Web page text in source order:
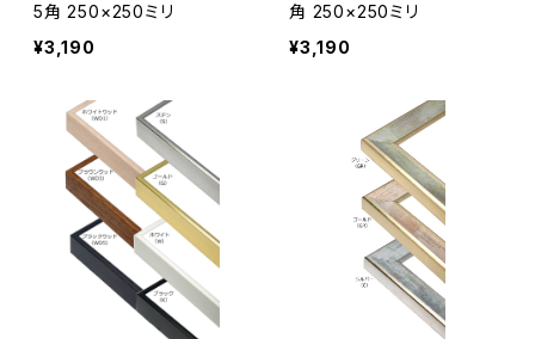
5角 250×250ミリ
¥3,190
角 250×250ミリ
¥3,190